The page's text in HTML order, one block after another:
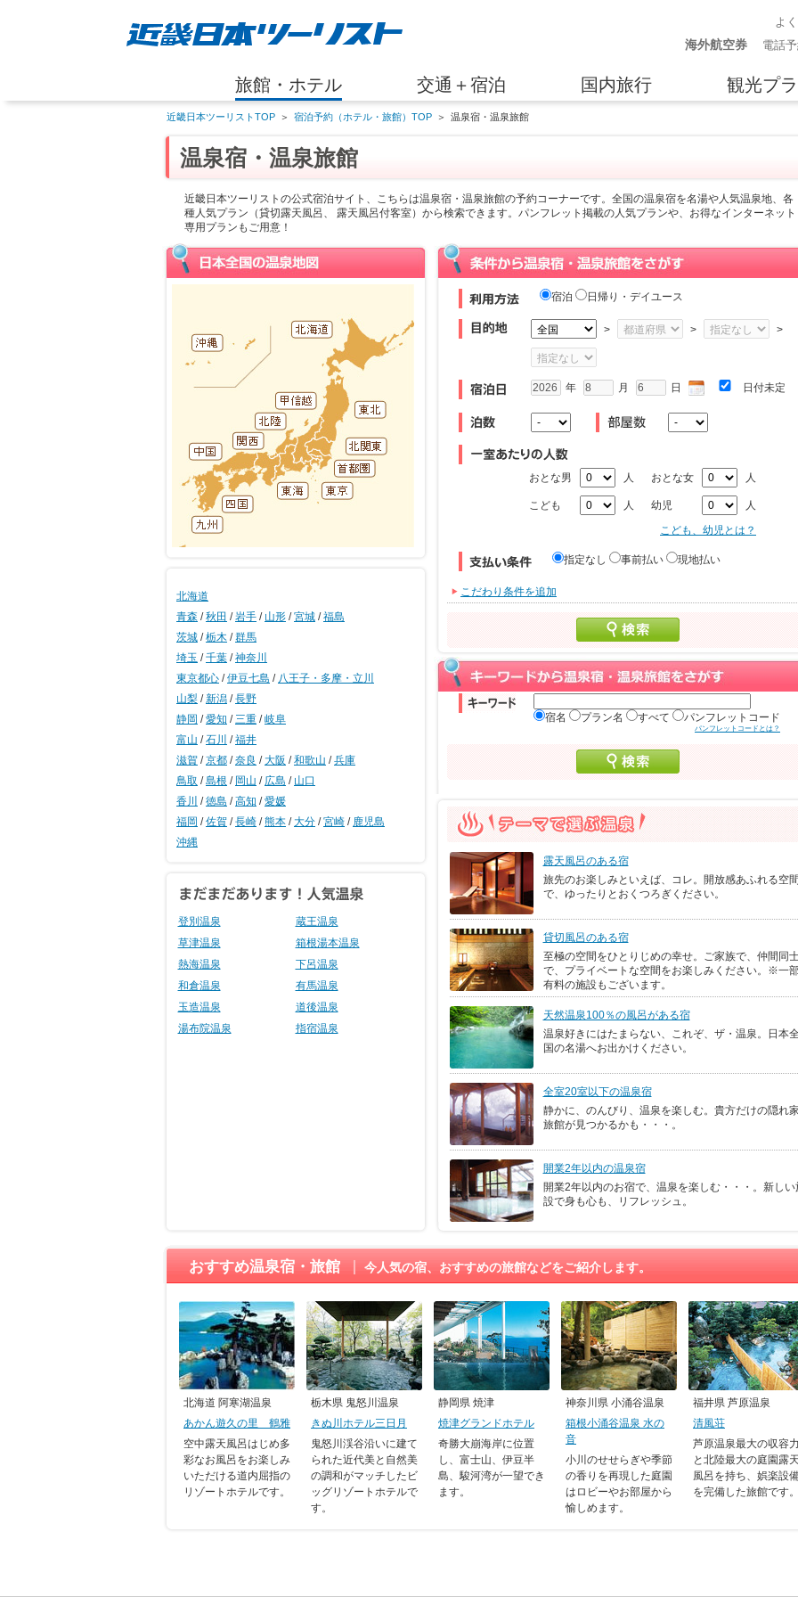
よ
海外航空券
電話
旅館・ホテル 交通＋宿泊 国内旅行 観光プ
近畿日本ツーリストTOP ＞ 宿泊予約（ホテル・旅館）TOP ＞ 温泉宿・温泉旅館
温泉宿・温泉旅館
近畿日本ツーリストの公式宿泊サイト、こちらは温泉宿・温泉旅館の予約コーナーです。全国の温泉宿を名湯や人気温泉地、各
種人気プラン（貸切露天風呂、 露天風呂付客室）から検索できます。パンフレット掲載の人気プランや、お得なインターネット
専用プランもご用意！
北海道
青森 /秋田 /岩手 / 山形 /宮城 /福島
茨城 /栃木 /群馬
埼玉 /千葉 /神奈川
東京都心 /伊豆七島 / 八王子・多摩・立川
山梨 /新潟 /長野
静岡 /愛知 /三重 /岐阜
富山 /石川 /福井
滋賀 /京都 /奈良 /大阪 /和歌山 /兵庫
鳥取 /島根 / 岡山 / 広島 / 山口
香川 /徳島 /高知 /愛媛
福岡 /佐賀 /長崎 /熊本 /大分 /宮崎 / 鹿児島
沖縄
登別温泉
蔵王温泉
草津温泉
箱根湯本温泉
熱海温泉
下呂温泉
和倉温泉
有馬温泉
玉造温泉
道後温泉
湯布院温泉
指宿温泉
宿泊 日帰り・デイユース
> > >
年 月 日 日付未定
おとな男 人 おとな女 人
こども 人 幼児
人
こども、幼児とは？
指定なし 事前払い 現地払い
こだわり条件を追加
宿名 プラン名 すべて パンフレットコード
パンフレットコードとは？
露天風呂のある宿
旅先のお楽しみといえば、コレ。開放感あふれる空間
で、ゆったりとおくつろぎください。
貸切風呂のある宿
至極の空間をひとりじめの幸せ。ご家族で、仲間同
で、プライベートな空間をお楽しみください。※一
有料の施設もございます。
天然温泉100％の風呂がある宿
温泉好きにはたまらない、これぞ、ザ・温泉。日本
国の名湯へお出かけください。
全室20室以下の温泉宿
静かに、のんびり、温泉を楽しむ。貴方だけの隠れ家
旅館が見つかるかも・・・。
開業2年以内の温泉宿
開業2年以内のお宿で、温泉を楽しむ・・・。新しい
設で身も心も、リフレッシュ。
おすすめ温泉宿・旅館 今人気の宿、おすすめの旅館などをご紹介します。
北海道 阿寒湖温泉
あかん遊久の里 鶴雅
空中露天風呂はじめ多
彩なお風呂をお楽しみ
いただける道内屈指の
リゾートホテルです。
栃木県 鬼怒川温泉
きぬ川ホテル三日月
鬼怒川渓谷沿いに建て
られた近代美と自然美
の調和がマッチしたビ
ッグリゾートホテルで
す。
静岡県 焼津
焼津グランドホテル
奇勝大崩海岸に位置
し、富士山、伊豆半
島、駿河湾が一望でき
ます。
神奈川県 小涌谷温泉
箱根小涌谷温泉 水の
音
小川のせせらぎや季節
の香りを再現した庭園
はロビーやお部屋から
愉しめます。
福井県 芦原温泉
清風荘
芦原温泉最大の収容力
と北陸最大の庭園露天
風呂を持ち、娯楽設
を完備した旅館です。